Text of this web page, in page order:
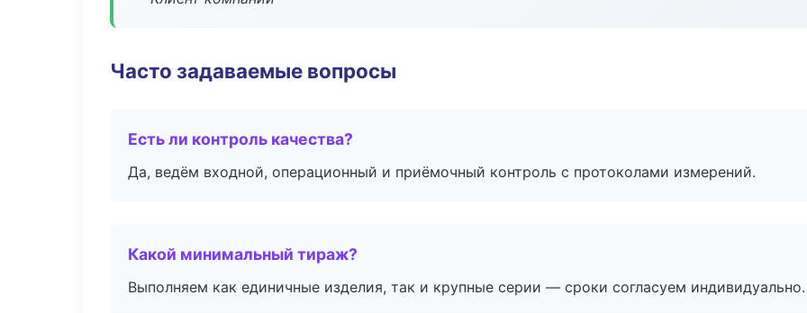
Часто задаваемые вопросы
Есть ли контроль качества?
Да, ведём входной, операционный и приёмочный контроль с протоколами измерений.
Какой минимальный тираж?
Выполняем как единичные изделия, так и крупные серии — сроки согласуем индивидуально.